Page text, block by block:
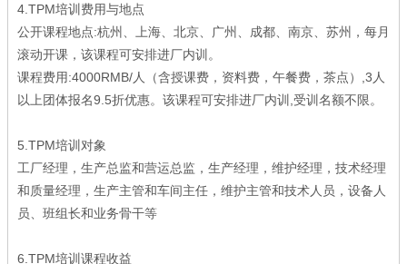
4.TPM培训费用与地点
公开课程地点:杭州、上海、北京、广州、成都、南京、苏州，每月
滚动开课，该课程可安排进厂内训。
课程费用:4000RMB/人（含授课费，资料费，午餐费，茶点）,3人
以上团体报名9.5折优惠。该课程可安排进厂内训,受训名额不限。
5.TPM培训对象
工厂经理，生产总监和营运总监，生产经理，维护经理，技术经理
和质量经理，生产主管和车间主任，维护主管和技术人员，设备人
员、班组长和业务骨干等
6.TPM培训课程收益